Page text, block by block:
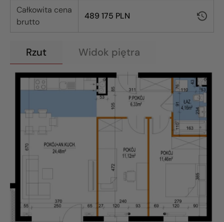
Całkowita cena
brutto
489 175 PLN
Rzut Widok piętra